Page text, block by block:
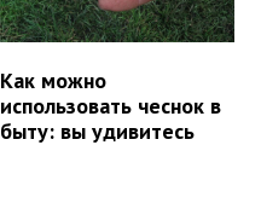
Как можно
использовать чеснок в
быту: вы удивитесь